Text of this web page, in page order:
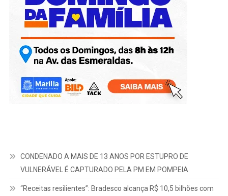
CONDENADO A MAIS DE 13 ANOS POR ESTUPRO DE